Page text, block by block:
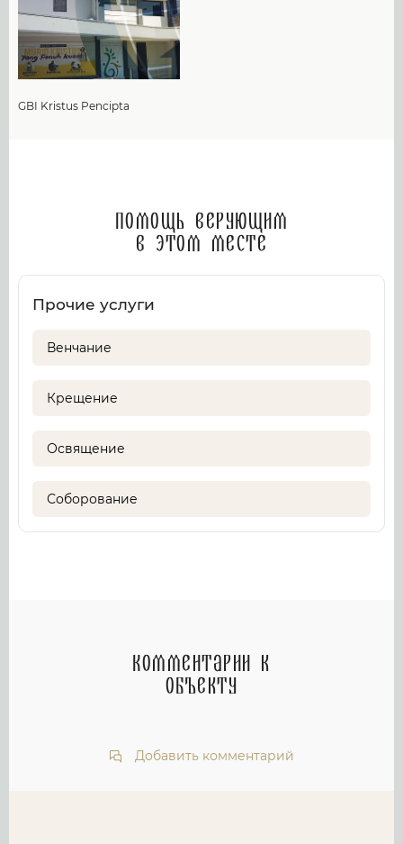
GBI Kristus Pencipta
Помощь верующим
в этом месте
Прочие услуги
Венчание
Крещение
Освящение
Соборование
Комментарии к
объекту
Добавить комментарий